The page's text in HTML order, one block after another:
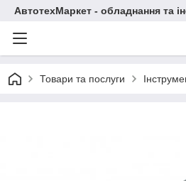
АвтотехМаркет - обладнання та
Товари та послуги